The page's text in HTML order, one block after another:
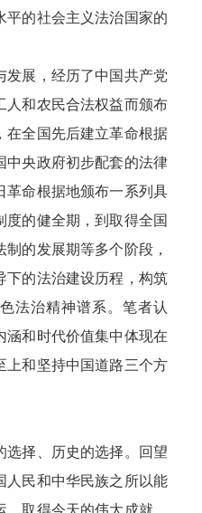
平的社会主义法治国家的
展，经历了中国共产党
人和农民合法权益而颁布
在全国先后建立革命根据
中央政府初步配套的法律
革命根据地颁布一系列具
的健全期，到取得全国
的发展期等多个阶段，
下的法治建设历程，构筑
法治精神谱系。笔者认
涵和时代价值集中体现在
上和坚持中国道路三个方
择、历史的选择。回望
人民和中华民族之所以能
取得今天的伟大成就，